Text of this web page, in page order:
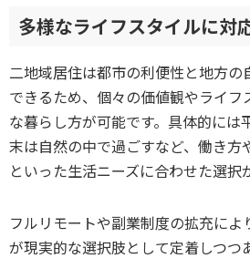
多様なライフスタイルに対
二地域居住は都市の利便性と地方の
できるため、個々の価値観やライ
な暮らし方が可能です。具体的には
末は自然の中で過ごすなど、働き方
といった生活ニーズに合わせた選択
フルリモートや副業制度の拡充によ
が現実的な選択肢として定着しつつ